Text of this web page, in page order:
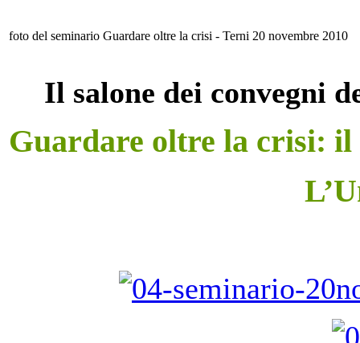
foto del seminario Guardare oltre la crisi - Terni 20 novembre 2010
Il salone dei convegni
Guardare oltre la crisi: il